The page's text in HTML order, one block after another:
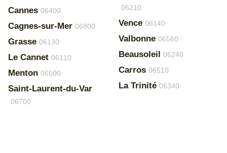
Cannes 06400
Cagnes-sur-Mer 06800
Grasse 06130
Le Cannet 06110
Menton 06500
Saint-Laurent-du-Var
06700
06210
Vence 06140
Valbonne 06560
Beausoleil 06240
Carros 06510
La Trinité 06340